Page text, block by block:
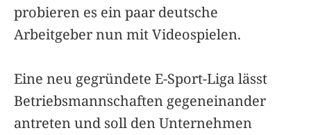
probieren es ein paar deutsche
Arbeitgeber nun mit Videospielen.
Eine neu gegründete E-Sport-Liga lässt
Betriebsmannschaften gegeneinander
antreten und soll den Unternehmen